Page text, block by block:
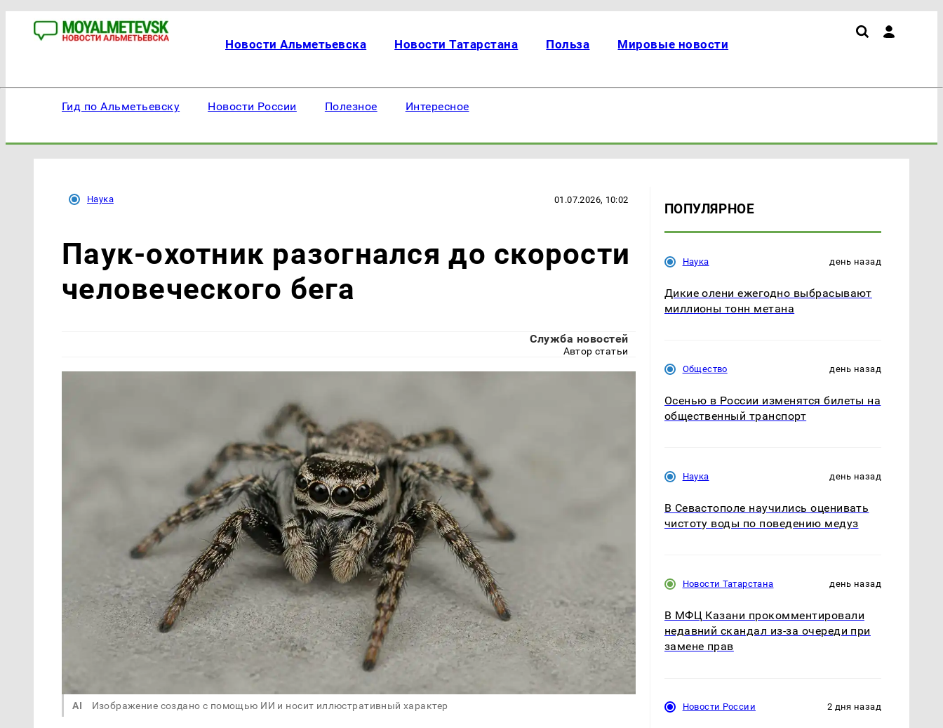
Новости Альметьевска Новости Татарстана Польза Мировые новости
Гид по Альметьевску Новости России Полезное Интересное
Наука 01.07.2026, 10:02
Паук-охотник разогнался до скорости
человеческого бега
Служба новостей
Автор статьи
AI Изображение создано с помощью ИИ и носит иллюстративный характер
ПОПУЛЯРНОЕ
Наука день назад
Дикие олени ежегодно выбрасывают
миллионы тонн метана
Общество день назад
Осенью в России изменятся билеты на
общественный транспорт
Наука день назад
В Севастополе научились оценивать
чистоту воды по поведению медуз
Новости Татарстана день назад
В МФЦ Казани прокомментировали
недавний скандал из-за очереди при
замене прав
Новости России 2 дня назад